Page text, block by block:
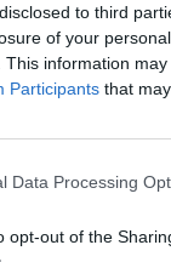
to third
of your
This information
Participants that
Data Processing
opt-out of the